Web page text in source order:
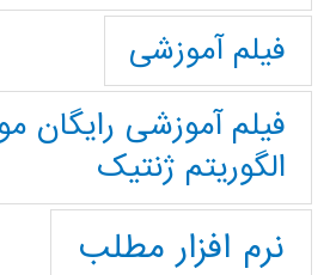
فیلم آموزشی
فیلم آموزشی رایگان
الگوریتم ژنتیک
نرم افزار مطلب